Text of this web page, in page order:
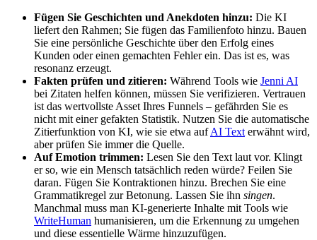
Fügen Sie Geschichten und Anekdoten hinzu: Die KI
liefert den Rahmen; Sie fügen das Familienfoto hinzu. Bauen
Sie eine persönliche Geschichte über den Erfolg eines
Kunden oder einen gemachten Fehler ein. Das ist es, was
resonanz erzeugt.
Fakten prüfen und zitieren: Während Tools wie Jenni AI
bei Zitaten helfen können, müssen Sie verifizieren. Vertrauen
ist das wertvollste Asset Ihres Funnels – gefährden Sie es
nicht mit einer gefakten Statistik. Nutzen Sie die automatische
Zitierfunktion von KI, wie sie etwa aufAI Text erwähnt wird,
aber prüfen Sie immer die Quelle.
Auf Emotion trimmen: Lesen Sie den Text laut vor. Klingt
er so, wie ein Mensch tatsächlich reden würde? Feilen Sie
daran. Fügen Sie Kontraktionen hinzu. Brechen Sie eine
Grammatikregel zur Betonung. Lassen Sie ihn singen.
Manchmal muss man KI-generierte Inhalte mit Tools wie
WriteHuman humanisieren, um die Erkennung zu umgehen
und diese essentielle Wärme hinzuzufügen.